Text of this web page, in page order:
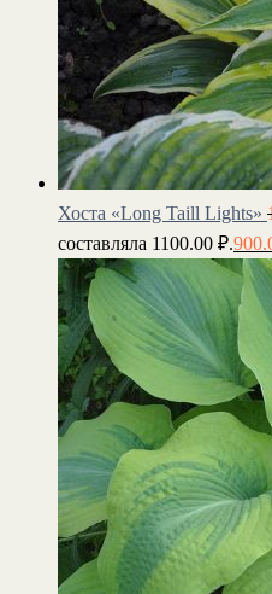
Хоста «Long Taill Lights»
составляла 1100.00 ₽.